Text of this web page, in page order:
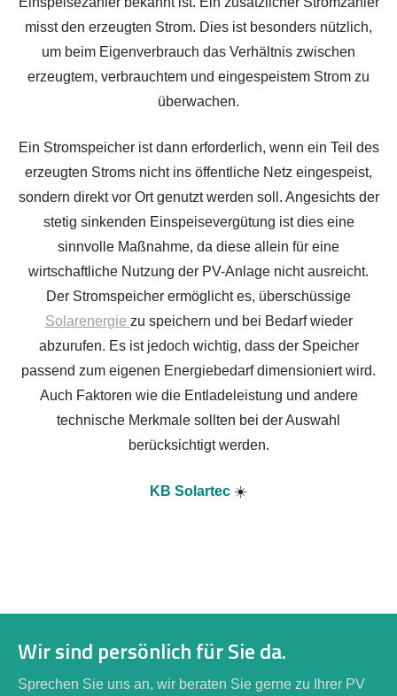
misst den erzeugten Strom. Dies ist besonders nützlich,
um beim Eigenverbrauch das Verhältnis zwischen
erzeugtem, verbrauchtem und eingespeistem Strom zu
überwachen.
Ein Stromspeicher ist dann erforderlich, wenn ein Teil des
erzeugten Stroms nicht ins öffentliche Netz eingespeist,
sondern direkt vor Ort genutzt werden soll. Angesichts der
stetig sinkenden Einspeisevergütung ist dies eine
sinnvolle Maßnahme, da diese allein für eine
wirtschaftliche Nutzung der PV-Anlage nicht ausreicht.
Der Stromspeicher ermöglicht es, überschüssige
Solarenergie zu speichern und bei Bedarf wieder
abzurufen. Es ist jedoch wichtig, dass der Speicher
passend zum eigenen Energiebedarf dimensioniert wird.
Auch Faktoren wie die Entladeleistung und andere
technische Merkmale sollten bei der Auswahl
berücksichtigt werden.
KB Solartec ☀️
Wir sind persönlich für Sie da.
Sprechen Sie uns an, wir beraten Sie gerne zu Ihrer PV